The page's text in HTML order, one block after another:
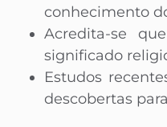
conhecimento
Acredita-se
significado
Estudos
descobertas